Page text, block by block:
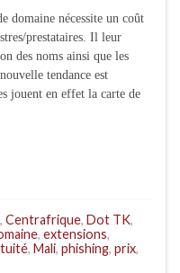
domaine nécessite un coût
prestataires. Il leur
des noms ainsi que les
tendance est
jouent en effet la carte de
, Centrafrique, Dot TK,
, extensions,
, Mali, phishing, prix,